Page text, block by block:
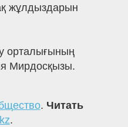
жұлдыздарын
орталығының
Мирдосқызы.
. Читать
.